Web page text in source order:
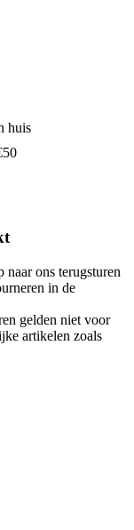
huis
ons terugsturen
in de
gelden niet voor
artikelen zoals